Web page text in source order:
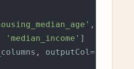
,
'median_income' ]
outputCol=